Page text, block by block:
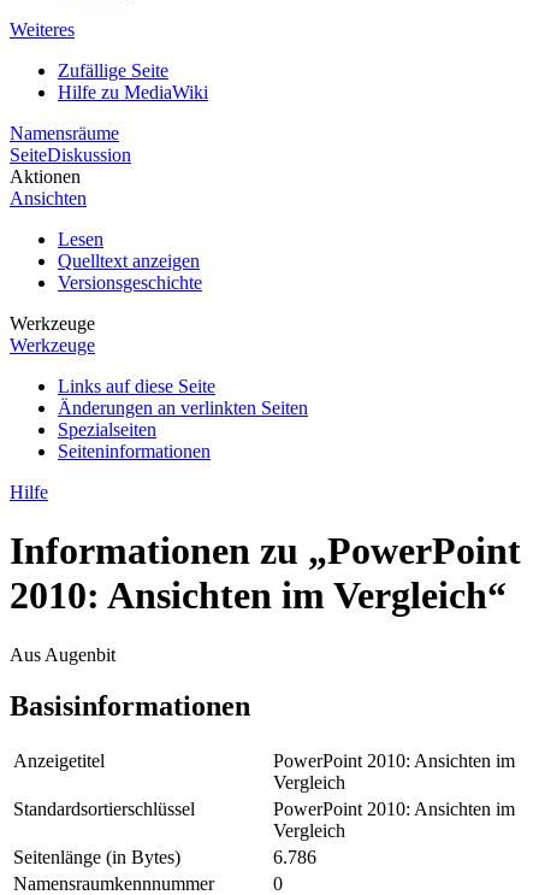
Weiteres
Zufällige Seite
Hilfe zu MediaWiki
Namensräume
SeiteDiskussion
Aktionen
Ansichten
Lesen
Quelltext anzeigen
Versionsgeschichte
Werkzeuge
Werkzeuge
Links auf diese Seite
Änderungen an verlinkten Seiten
Spezialseiten
Seiten­­informationen
Hilfe
Informationen zu „PowerPoint
2010: Ansichten im Vergleich“
Aus Augenbit
Basisinformationen
Anzeigetitel
PowerPoint 2010: Ansichten im
Vergleich
Standardsortierschlüssel
PowerPoint 2010: Ansichten im
Vergleich
Seitenlänge (in Bytes)
6.786
Namensraumkennnummer
0